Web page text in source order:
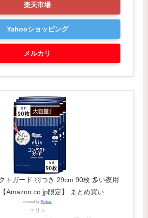
楽天市場
Yahooショッピング
メルカリ
トガード 羽つき 29cm 90枚 多い夜用
Amazon.co.jp限定】 まとめ買い
created by Rinker
エリス